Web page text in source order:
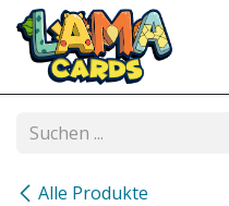
Zum Inhalt springen
Alle Produkte